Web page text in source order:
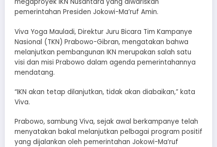
megaproyek IKN Nusantara yang diwariskan
pemerintahan Presiden Jokowi-Ma’ruf Amin.
Viva Yoga Mauladi, Direktur Juru Bicara Tim Kampanye
Nasional (TKN) Prabowo-Gibran, mengatakan bahwa
melanjutkan pembangunan IKN merupakan salah satu
visi dan misi Prabowo dalam agenda pemerintahannya
mendatang.
“IKN akan tetap dilanjutkan, tidak akan diabaikan,” kata
Viva.
Prabowo, sambung Viva, sejak awal berkampanye telah
menyatakan bakal melanjutkan pelbagai program positif
yang dijalankan oleh pemerintahan Jokowi-Ma’ruf